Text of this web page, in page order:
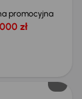
promocyjna
zł